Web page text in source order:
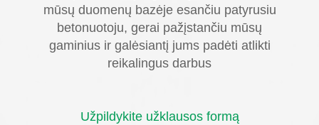
mūsų duomenų bazėje esančiu patyrusiu
betonuotoju, gerai pažįstančiu mūsų
gaminius ir galėsiantį jums padėti atlikti
reikalingus darbus
Užpildykite užklausos formą